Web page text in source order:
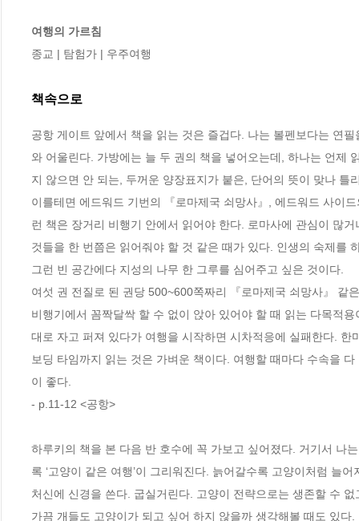
여행의 가르침
종교 | 탐험가 | 우주여행
책속으로
공항 게이트 앞에서 책을 읽는 것은 즐겁다. 나는 볼펜보다는 연
와 어울린다. 가방에는 늘 두 권의 책을 넣어오는데, 하나는 언제
지 않으면 안 되는, 두꺼운 양장표지가 붙은, 단어의 뜻이 맞나 틀
이를테면 에드워드 기번의 『로마제국 쇠망사』, 에드워드 사이
런 책은 장거리 비행기 안에서 읽어야 한다. 로마사에 관심이 많
것들을 한 번쯤은 읽어줘야 할 것 같은 때가 있다. 인생의 숙제를
그런 빈 공간에다 지성의 나무 한 그루를 심어주고 싶은 것이다.
여섯 권 전질로 된 권당 500~600쪽짜리 『로마제국 쇠망사』 같
비행기에서 꼼짝달싹 할 수 없이 앉아 있어야 할 때 읽는 다목적
대로 자고 퍼져 있다가 여행을 시작하면 시차적응에 실패한다.
보딩 타임까지 읽는 것은 가벼운 책이다. 여행할 때마다 수속을
이 좋다.
- p.11-12 <공항>
하루키의 책을 본 다음 반 호수에 꼭 가보고 싶어졌다. 거기서 나
록 ‘고양이 같은 여행’이 그리워진다. 늙어갈수록 고양이처럼 늘
처신에 신경을 쓴다. 굽실거린다. 고양이 전략으로는 생존할 수
가끔 개들도 고양이가 되고 싶어 하지 않을까 생각해볼 때도 있